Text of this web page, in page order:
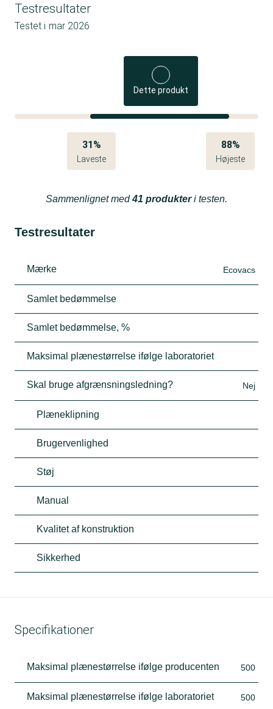
Testresultater
Testet i mar 2026
Dette produkt
31%
Laveste
88%
Højeste
Sammenlignet med41 produkteri testen.
Testresultater
Mærke Ecovacs
Samlet bedømmelse
Samlet bedømmelse, %
Maksimal plænestørrelse ifølge laboratoriet
Skal bruge afgrænsningsledning? Nej
Plæneklipning
Brugervenlighed
Støj
Manual
Kvalitet af konstruktion
Sikkerhed
Specifikationer
Maksimal plænestørrelse ifølge producenten 500
Maksimal plænestørrelse ifølge laboratoriet 500